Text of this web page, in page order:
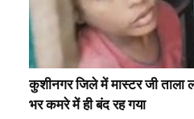
कुशीनगर जिले में मास्टर जी ताला
भर कमरे में ही बंद रह गया